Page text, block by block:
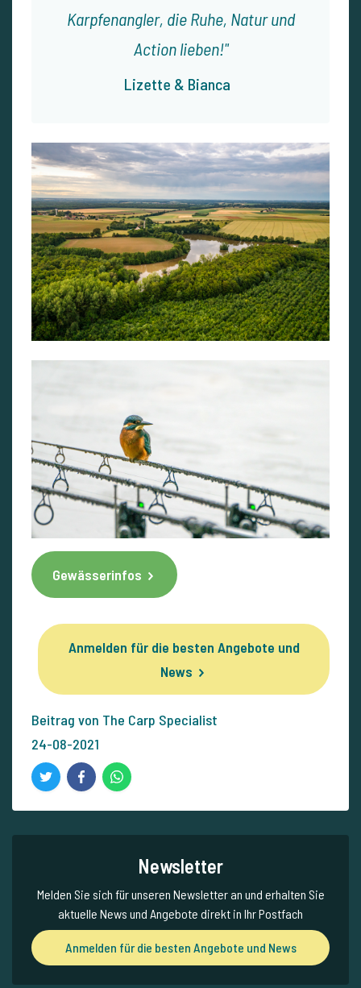
Karpfenangler, die Ruhe, Natur und
Action lieben!
Lizette & Bianca
Gewässerinfos
Anmelden für die besten Angebote und
News
Beitrag von The Carp Specialist
24-08-2021
Newsletter
Melden Sie sich für unseren Newsletter an und erhalten Sie
aktuelle News und Angebote direkt in Ihr Postfach
Anmelden für die besten Angebote und News